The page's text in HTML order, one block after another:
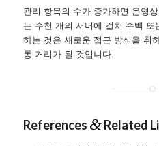
관리 항목의 수가 증가하면 운영
는 수천 개의 서버에 걸쳐 수백
하는 것은 새로운 접근 방식을 취
통 거리가 될 것입니다.
References &Related